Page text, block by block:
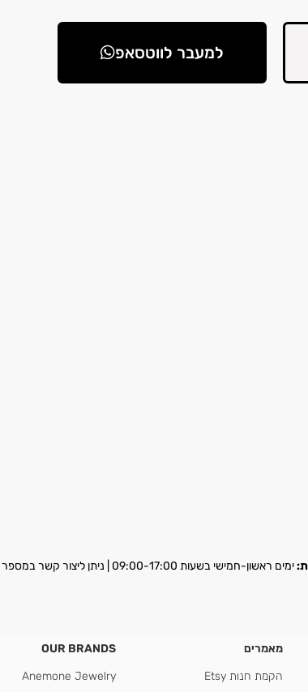
למעבר לווטסאפ
ימים ראשון-חמישי בשעות 09:00-17:00 | ניתן ליצור קשר במספר
מאמרים
הקמת חנות Etsy
OUR BRANDS
Anemone Jewelry